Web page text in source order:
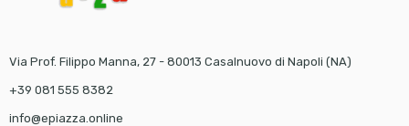
Via Prof. Filippo Manna, 27 - 80013 Casalnuovo di Napoli (NA)
+39 081 555 8382
info@epiazza.online